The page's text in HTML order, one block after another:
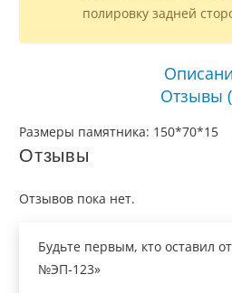
полировку задней
Отзывы
Размеры памятника: 150*70*15
Отзывы
Отзывов пока нет.
Будьте первым, кто оставил
№ЭП-123»